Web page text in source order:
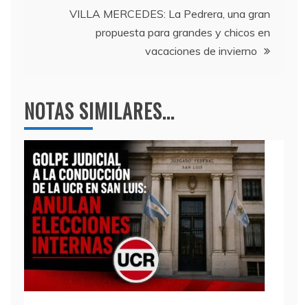
k
entradasVILLA MERCEDES: La Pedrera, una gran
propuesta para grandes y chicos en
vacaciones de invierno
NOTAS SIMILARES...